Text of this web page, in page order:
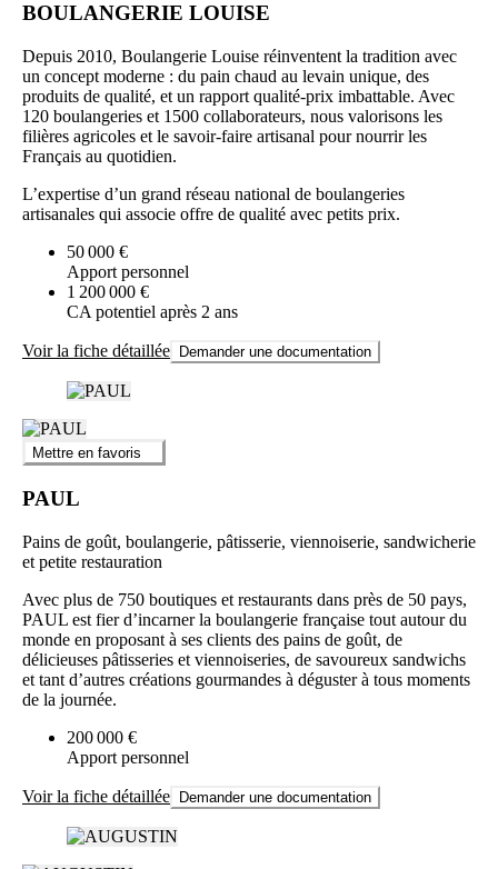
BOULANGERIE LOUISE
Depuis 2010, Boulangerie Louise réinventent la tradition avec
un concept moderne : du pain chaud au levain unique, des
produits de qualité, et un rapport qualité-prix imbattable. Avec
120 boulangeries et 1500 collaborateurs, nous valorisons les
filières agricoles et le savoir-faire artisanal pour nourrir les
Français au quotidien.
L’expertise d’un grand réseau national de boulangeries
artisanales qui associe offre de qualité avec petits prix.
50 000 €
Apport personnel
1 200 000 €
CA potentiel après 2 ans
Voir la fiche détaillée Demander une documentation
Mettre en favoris
PAUL
Pains de goût, boulangerie, pâtisserie, viennoiserie, sandwicherie
et petite restauration
Avec plus de 750 boutiques et restaurants dans près de 50 pays,
PAUL est fier d’incarner la boulangerie française tout autour du
monde en proposant à ses clients des pains de goût, de
délicieuses pâtisseries et viennoiseries, de savoureux sandwichs
et tant d’autres créations gourmandes à déguster à tous moments
de la journée.
200 000 €
Apport personnel
Voir la fiche détaillée Demander une documentation